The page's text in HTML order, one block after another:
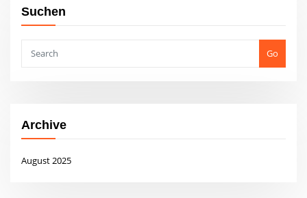
Suchen
Go
Archive
August 2025